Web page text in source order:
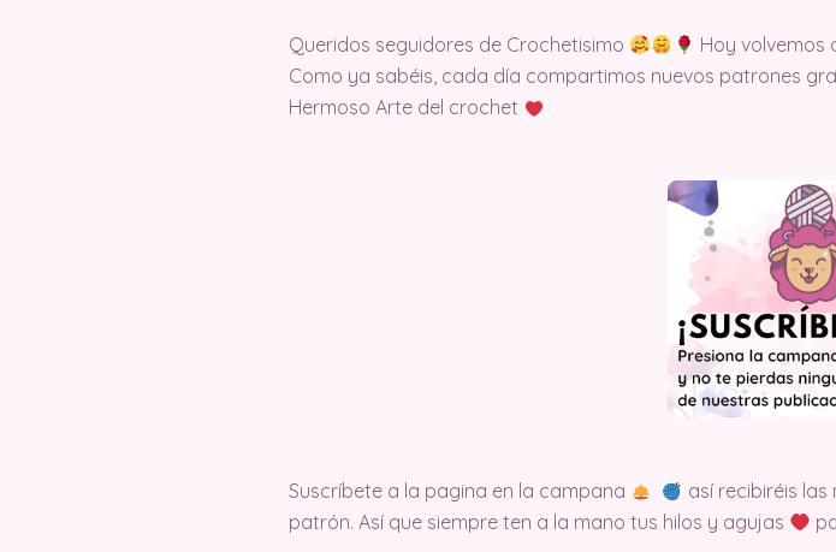
Queridos seguidores de Crochetisimo
Hoy
Como ya sabéis, cada día compartimos nuevos patrones
Hermoso Arte del crochet
Suscríbete a la pagina en la campana
así recibiréis
patrón. Así que siempre ten a la mano tus hilos y agujas